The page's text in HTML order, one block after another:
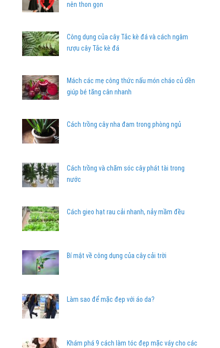
nên thon gọn
Công dụng của cây Tắc kè đá và cách ngâm
rượu cây Tắc kè đá
Mách các mẹ công thức nấu món cháo củ dền
giúp bé tăng cân nhanh
Cách trồng cây nha đam trong phòng ngủ
Cách trồng và chăm sóc cây phát tài trong
nước
Cách gieo hạt rau cải nhanh, nảy mầm đều
Bí mật về công dụng của cây cải trời
Làm sao để mặc đẹp với áo da?
Khám phá 9 cách làm tóc đẹp mặc váy cho các